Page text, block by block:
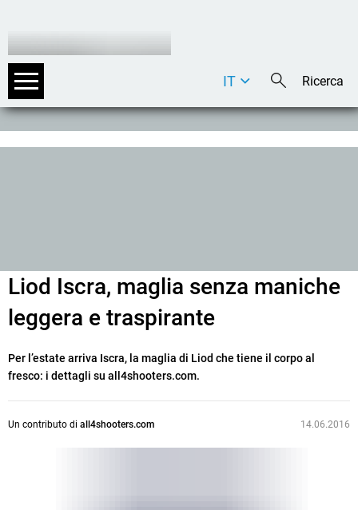
DE
IT
Liod Iscra, maglia senza maniche
leggera e traspirante
Per l’estate arriva Iscra, la maglia di Liod che tiene il corpo al
fresco: i dettagli su all4shooters.com.
Un contributo di all4shooters.com 14.06.2016